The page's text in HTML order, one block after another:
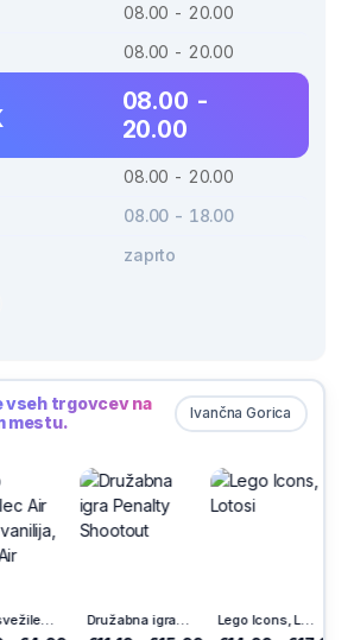
08.00 - 20.00
08.00 - 20.00
08.00 -
20.00
08.00 - 20.00
08.00 - 18.00
zaprto
Ivančna Gorica
vseh trgovcev na
mestu.
Družabna igra Penalty Shootout Lego Icons, Lotosi Karte šnops